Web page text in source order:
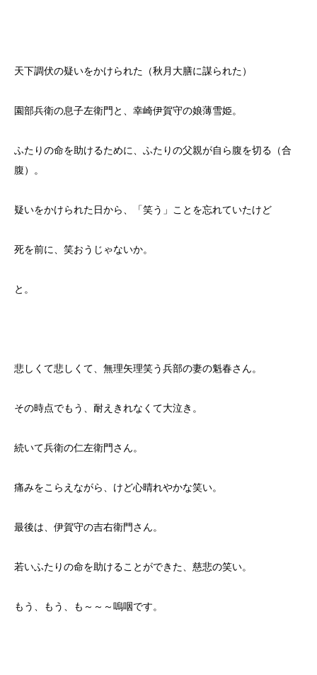
天下調伏の疑いをかけられた（秋月大膳に謀られた）
園部兵衛の息子左衛門と、幸崎伊賀守の娘薄雪姫。
ふたりの命を助けるために、ふたりの父親が自ら腹を切る（合
腹）。
疑いをかけられた日から、「笑う」ことを忘れていたけど
死を前に、笑おうじゃないか。
と。
悲しくて悲しくて、無理矢理笑う兵部の妻の魁春さん。
その時点でもう、耐えきれなくて大泣き。
続いて兵衛の仁左衛門さん。
痛みをこらえながら、けど心晴れやかな笑い。
最後は、伊賀守の吉右衛門さん。
若いふたりの命を助けることができた、慈悲の笑い。
もう、もう、も～～～嗚咽です。